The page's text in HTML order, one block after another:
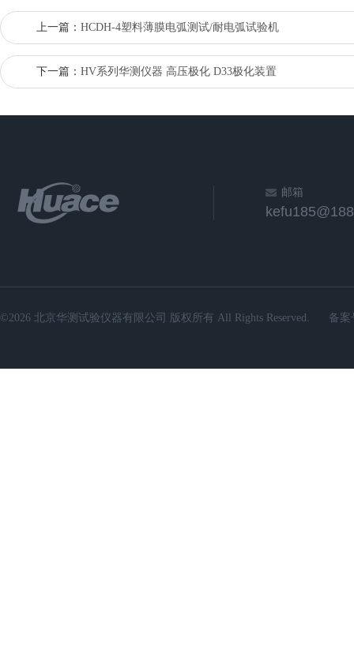
上一篇： HCDH-4塑料薄膜电弧测试/耐电弧试验机
下一篇： HV系列华测仪器 高压极化 D33极化装置
邮箱
©2026 北京华测试验仪器有限公司 版权所有 All Rights Reserved. 备案